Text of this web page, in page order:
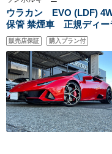
ウラカン EVO (LDF)
保管 禁煙車 正規ディ
説 保証書 スペアキー
純正ボディカバー 備品
販売店保証 購入プラン付